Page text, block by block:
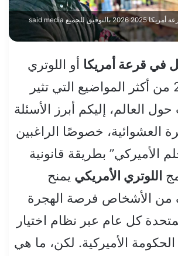
طريقة معرفة نتائج قرعة أمريكا 2025 2026 بالتوفيق للجميع said media
في قرعة أمريكا أو اللوتري
الأميركي 2027 من أكثر المواضيع التي تثير
العالم، إليكم أبرز الأسئلة
العشوائية، خصوصًا الراغبين
الأميركي” بطريقة قانونية
اللوتري الأمريكي يمنح
من الأشخاص فرصة الهجرة
كل عام عبر نظام اختيار
الأميركية. لكن، ما هي